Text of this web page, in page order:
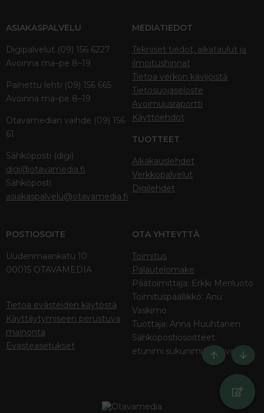
ASIAKASPALVELU
Digipalvelut (09) 156 6227
Avoinna ma–pe 8–19
Painettu lehti (09) 156 665
Avoinna ma–pe 8–19
Otavamedian vaihde (09) 156
61
Sähköposti (digi)
digi@otavamedia.fi
Sähköposti
asiakaspalvelu@otavamedia.fi
MEDIATIEDOT
Tekniset tiedot, aikataulut ja
ilmoitushinnat
Tietoa verkon kävijöistä
Tietosuojaseloste
Avoimuusraportti
Käyttöehdot
TUOTTEET
Aikakauslehdet
Verkkopalvelut
Digilehdet
POSTIOSOITE
Uudenmaankatu 10
00015 OTAVAMEDIA
Tietoa evästeiden käytöstä
Käyttäytymiseen perustuva
mainonta
Evästeasetukset
OTA YHTEYTTÄ
Toimitus
Palautelomake
Päätoimittaja: Erkki Meriluoto
Toimituspäällikkö: Anu
Vaskimo
Tuottaja: Anna Huuhtanen
Sähköpostiosoitteet:
etunimi.sukunimi@otava.fi
Ylös